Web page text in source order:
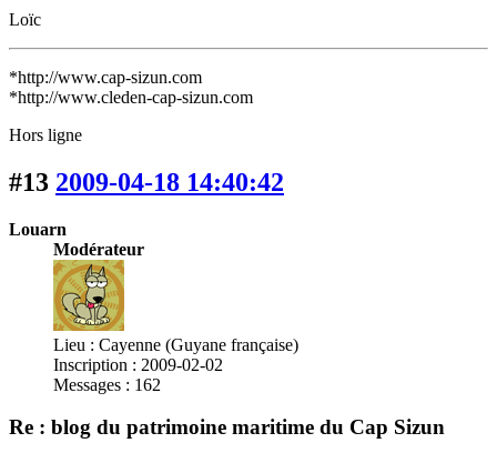
Loïc
*http://www.cap-sizun.com
*http://www.cleden-cap-sizun.com
Hors ligne
#13 2009-04-18 14:40:42
Louarn
Modérateur
Lieu : Cayenne (Guyane française)
Inscription : 2009-02-02
Messages : 162
Re : blog du patrimoine maritime du Cap Sizun